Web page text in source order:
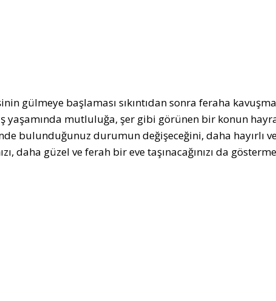
gülmeye başlaması sıkıntıdan sonra feraha
yaşamında mutluluğa, şer gibi görünen bir konun
bulunduğunuz durumun değişeceğini, daha hayırlı
daha güzel ve ferah bir eve taşınacağınızı da